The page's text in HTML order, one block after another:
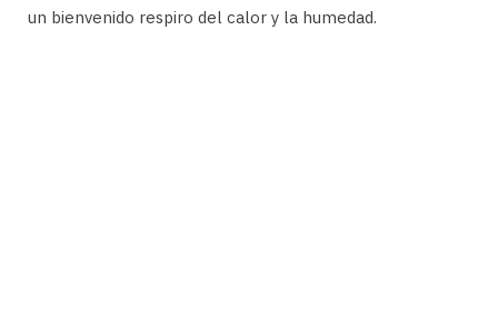
un bienvenido respiro del calor y la humedad.